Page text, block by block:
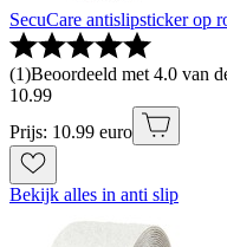
SecuCare antislipsticker op
(1)Beoordeeld met 4.0 van
10.99
Prijs: 10.99 euro
Bekijk alles in anti slip